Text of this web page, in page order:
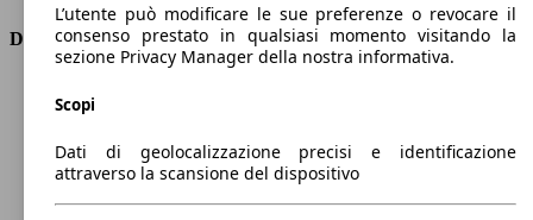
Dimensioni
Larghezza
1920 mm
Passo
2980 mm
L’utente può modificare le sue preferenze o revocare il
consenso prestato in qualsiasi momento visitando la
sezione Privacy Manager della nostra informativa.
Scopi
Dati di geolocalizzazione precisi e identificazione
attraverso la scansione del dispositivo